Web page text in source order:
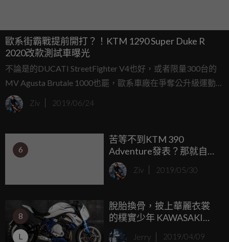
歐系街霸戰提前開打？！KTM 1290 Super Duke R
2020改款測試車曝光
不論是的DUCATI StreetFighter V4也好，或者限量300台的
MV Agusta Brutale 1000也罷，歐系車廠在爭奪公升級運動街
車之王的名號上，飄散著濃厚的火藥味，身為火爆歐系車款
代表的KTM，自然也沒有在這一場街頭大亂鬥中缺席，近日
全新的改款測試車。
Ziv 2019/06/24
6
苦等不到KTM 390
Adventure發表？那就自己
動手改一台吧！390
Adventure by HDT
Ziv 2019/05/30
8
L
脫胎換骨，披上華麗衣裳
的樸實少年 KAWASAKI
ER6N by DUKE motorcyle
Jerry 2019/04/09